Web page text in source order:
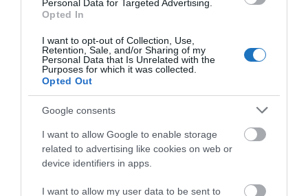
Personal Data for Targeted Advertising.
Opted In
I want to opt-out of Collection, Use,
Retention, Sale, and/or Sharing of my
Personal Data that Is Unrelated with the
Purposes for which it was collected.
Opted Out
Google consents
I want to allow Google to enable storage
related to advertising like cookies on web or
device identifiers in apps.
I want to allow my user data to be sent to
A turizmus világának inspiráló híreiért
iratkozz